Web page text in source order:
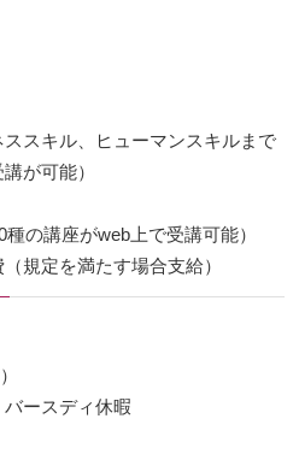
ススキル、ヒューマンスキルまで
が可能）
の講座がweb上で受講可能）
規定を満たす場合支給）
ースディ休暇